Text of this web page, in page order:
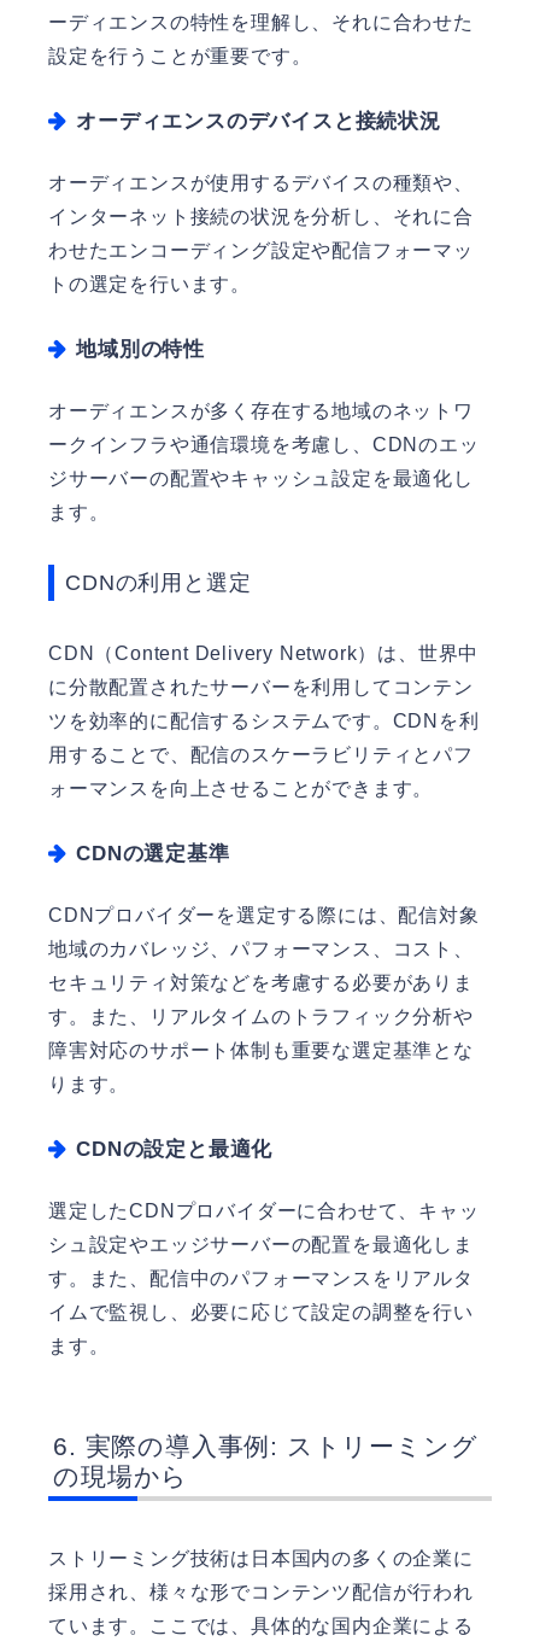
ーディエンスの特性を理解し、それに合わせた
設定を行うことが重要です。
オーディエンスのデバイスと接続状況
オーディエンスが使用するデバイスの種類や、
インターネット接続の状況を分析し、それに合
わせたエンコーディング設定や配信フォーマッ
トの選定を行います。
地域別の特性
オーディエンスが多く存在する地域のネットワ
ークインフラや通信環境を考慮し、CDNのエッ
ジサーバーの配置やキャッシュ設定を最適化し
ます。
CDNの利用と選定
CDN（Content Delivery Network）は、世界中
に分散配置されたサーバーを利用してコンテン
ツを効率的に配信するシステムです。CDNを利
用することで、配信のスケーラビリティとパフ
ォーマンスを向上させることができます。
CDNの選定基準
CDNプロバイダーを選定する際には、配信対象
地域のカバレッジ、パフォーマンス、コスト、
セキュリティ対策などを考慮する必要がありま
す。また、リアルタイムのトラフィック分析や
障害対応のサポート体制も重要な選定基準とな
ります。
CDNの設定と最適化
選定したCDNプロバイダーに合わせて、キャッ
シュ設定やエッジサーバーの配置を最適化しま
す。また、配信中のパフォーマンスをリアルタ
イムで監視し、必要に応じて設定の調整を行い
ます。
実際の導入事例: ストリーミング
の現場から
ストリーミング技術は日本国内の多くの企業に
採用され、様々な形でコンテンツ配信が行われ
ています。ここでは、具体的な国内企業による